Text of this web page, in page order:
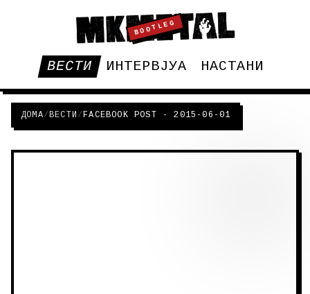
BOOTLEG
ВЕСТИ ИНТЕРВЈУА НАСТАНИ
ДОМА/ВЕСТИ /FACEBOOK POST - 2015-06-01